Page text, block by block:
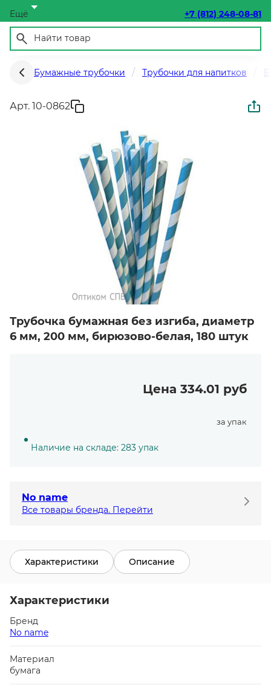
Ещё +7 (812) 248-08-81
Бумажные трубочки Трубочки для напитков
Арт. 10-0862
Трубочка бумажная без изгиба, диаметр
6 мм, 200 мм, бирюзово-белая, 180 штук
Цена 334.01 руб
за упак
Наличие на складе: 283 упак
No name
Все товары бренда. Перейти
Характеристики Описание
Характеристики
Бренд
No name
Материал
бумага